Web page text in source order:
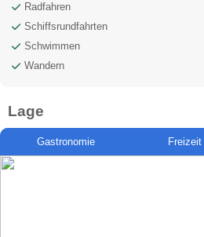
Radfahren
Schiffsrundfahrten
Schwimmen
Wandern
Lage
Gastronomie